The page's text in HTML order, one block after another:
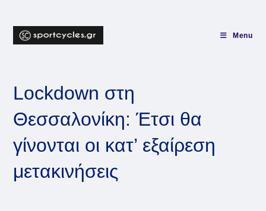
content
Menu
Lockdown στη
Θεσσαλονίκη: Έτσι θα
γίνονται οι κατ’ εξαίρεση
μετακινήσεις